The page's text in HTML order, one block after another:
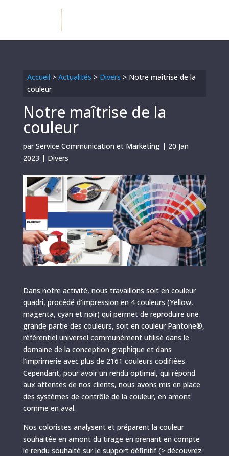
Accueil > Actualités > Divers > Notre maîtrise de la
couleur
Notre maîtrise de la
couleur
parService Communication et Marketing| 20 Jan
2023 | Divers
Dans notre activité, nous travaillons soit en couleur
quadri, procédé d’impression en 4 couleurs (Yellow,
magenta, cyan et noir) qui permet de reproduire une
grande partie des couleurs, soit en couleur Pantone®,
référentiel universel communément utilisé dans le
domaine de la conception graphique et dans
l’imprimerie avec plus de 2161 couleurs codifiées.
Cependant, pour avoir un rendu optimal, qui répond
aux attentes de nos clients, nous avons mis en place
des systèmes de contrôle de la couleur, en amont
comme en aval.
Nos coloristes analysent et préparent la couleur
souhaitée en amont du tirage en prenant en compte
le rendu souhaité sur le support définitif (> découvrez